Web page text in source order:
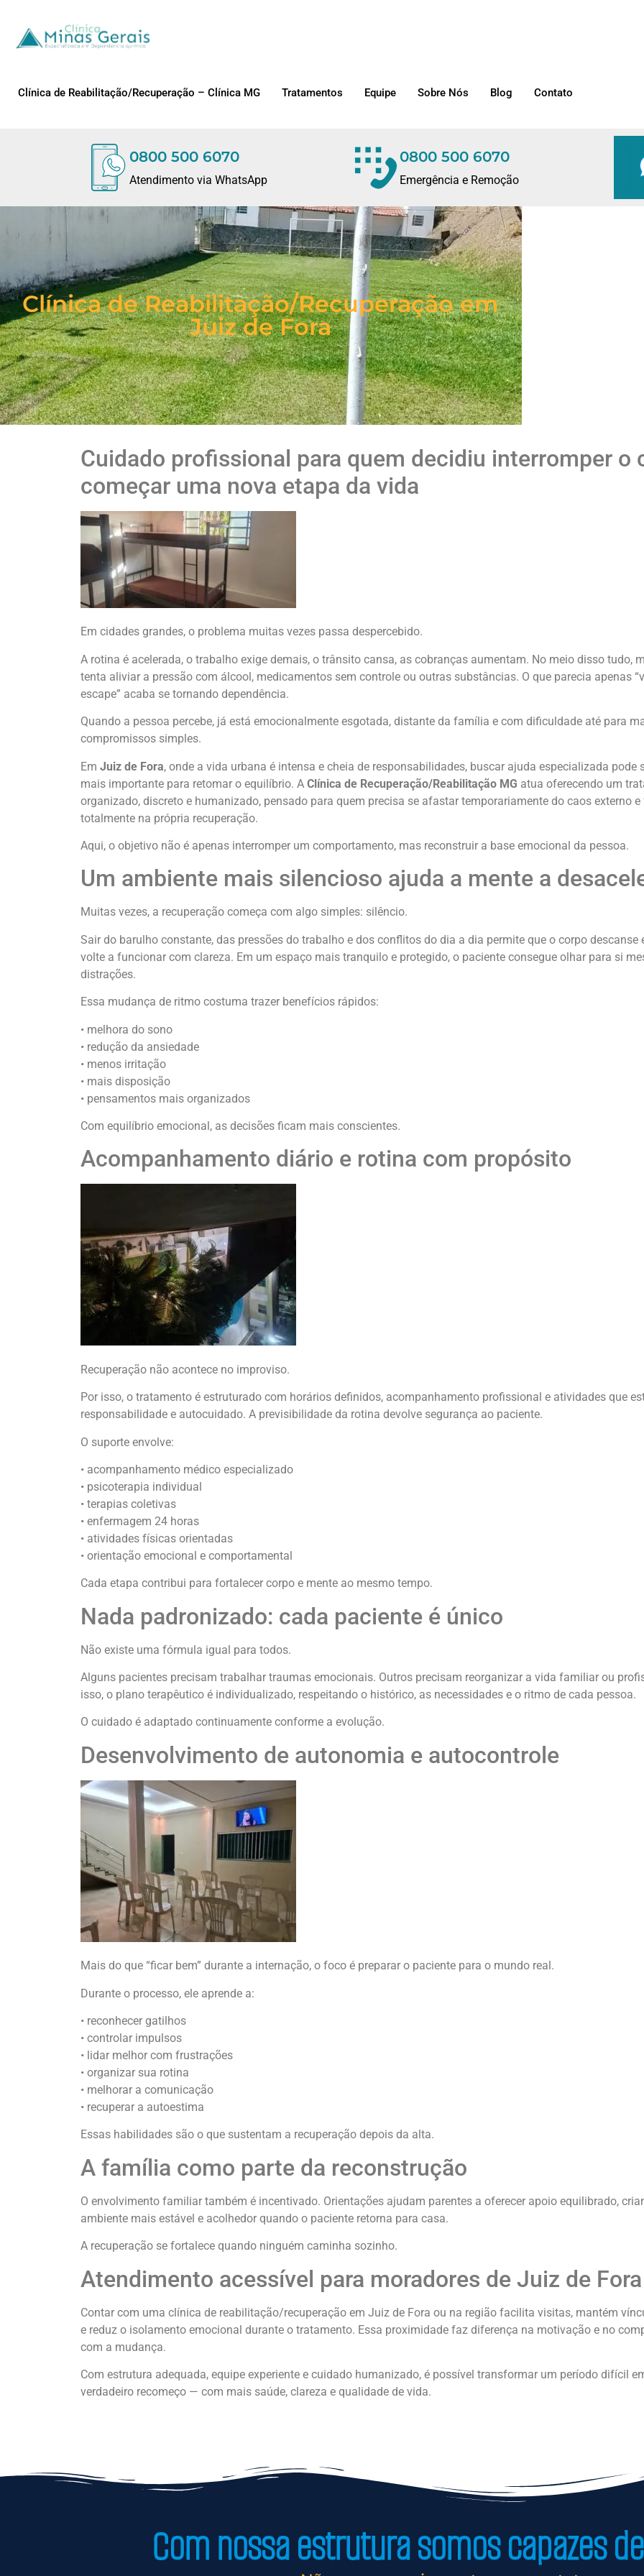
Clínica de Reabilitação/Recuperação – Clínica MG Tratamentos Equipe Sobre Nós Blog Contato
0800 500 6070
Atendimento via WhatsApp
0800 500 6070
Emergência e Remoção
Clínica de Reabilitação/Recuperação em
Juiz de Fora
Cuidado profissional para quem decidiu interromper o
começar uma nova etapa da vida
Em cidades grandes, o problema muitas vezes passa despercebido.
A rotina é acelerada, o trabalho exige demais, o trânsito cansa, as cobranças aumentam. No meio disso tudo,
tenta aliviar a pressão com álcool, medicamentos sem controle ou outras substâncias. O que parecia apenas
escape” acaba se tornando dependência.
Quando a pessoa percebe, já está emocionalmente esgotada, distante da família e com dificuldade até para
compromissos simples.
Em Juiz de Fora, onde a vida urbana é intensa e cheia de responsabilidades, buscar ajuda especializada pode
mais importante para retomar o equilíbrio. A Clínica de Recuperação/Reabilitação MG atua oferecendo um
organizado, discreto e humanizado, pensado para quem precisa se afastar temporariamente do caos externo
totalmente na própria recuperação.
Aqui, o objetivo não é apenas interromper um comportamento, mas reconstruir a base emocional da pessoa.
Um ambiente mais silencioso ajuda a mente a
Muitas vezes, a recuperação começa com algo simples: silêncio.
Sair do barulho constante, das pressões do trabalho e dos conflitos do dia a dia permite que o corpo descanse
volte a funcionar com clareza. Em um espaço mais tranquilo e protegido, o paciente consegue olhar para si
distrações.
Essa mudança de ritmo costuma trazer benefícios rápidos:
• melhora do sono
• redução da ansiedade
• menos irritação
• mais disposição
• pensamentos mais organizados
Com equilíbrio emocional, as decisões ficam mais conscientes.
Acompanhamento diário e rotina com propósito
Recuperação não acontece no improviso.
Por isso, o tratamento é estruturado com horários definidos, acompanhamento profissional e atividades que
responsabilidade e autocuidado. A previsibilidade da rotina devolve segurança ao paciente.
O suporte envolve:
• acompanhamento médico especializado
• psicoterapia individual
• terapias coletivas
• enfermagem 24 horas
• atividades físicas orientadas
• orientação emocional e comportamental
Cada etapa contribui para fortalecer corpo e mente ao mesmo tempo.
Nada padronizado: cada paciente é único
Não existe uma fórmula igual para todos.
Alguns pacientes precisam trabalhar traumas emocionais. Outros precisam reorganizar a vida familiar ou
isso, o plano terapêutico é individualizado, respeitando o histórico, as necessidades e o ritmo de cada pessoa.
O cuidado é adaptado continuamente conforme a evolução.
Desenvolvimento de autonomia e autocontrole
Mais do que “ficar bem” durante a internação, o foco é preparar o paciente para o mundo real.
Durante o processo, ele aprende a:
• reconhecer gatilhos
• controlar impulsos
• lidar melhor com frustrações
• organizar sua rotina
• melhorar a comunicação
• recuperar a autoestima
Essas habilidades são o que sustentam a recuperação depois da alta.
A família como parte da reconstrução
O envolvimento familiar também é incentivado. Orientações ajudam parentes a oferecer apoio equilibrado,
ambiente mais estável e acolhedor quando o paciente retorna para casa.
A recuperação se fortalece quando ninguém caminha sozinho.
Atendimento acessível para moradores de Juiz de Fora
Contar com uma clínica de reabilitação/recuperação em Juiz de Fora ou na região facilita visitas, mantém
e reduz o isolamento emocional durante o tratamento. Essa proximidade faz diferença na motivação e no
com a mudança.
Com estrutura adequada, equipe experiente e cuidado humanizado, é possível transformar um período difícil
verdadeiro recomeço — com mais saúde, clareza e qualidade de vida.
Com nossa estrutura somos capazes